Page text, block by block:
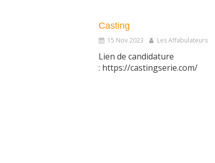
Casting
15 Nov 2023 Les Affabulateurs
Lien de candidature
: https://castingserie.com/